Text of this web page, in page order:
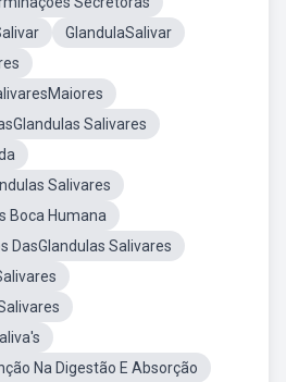
GlandulaSalivar
Salivares
Salivares
Boca Humana
DasGlandulas Salivares
Na Digestão E Absorção